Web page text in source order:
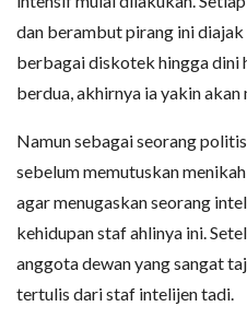
dan berambut pirang ini
berbagai diskotek hingga dini
berdua, akhirnya ia yakin
Namun sebagai seorang
sebelum memutuskan
agar menugaskan seorang
kehidupan staf ahlinya ini.
anggota dewan yang sangat
tertulis dari staf intelijen tadi.